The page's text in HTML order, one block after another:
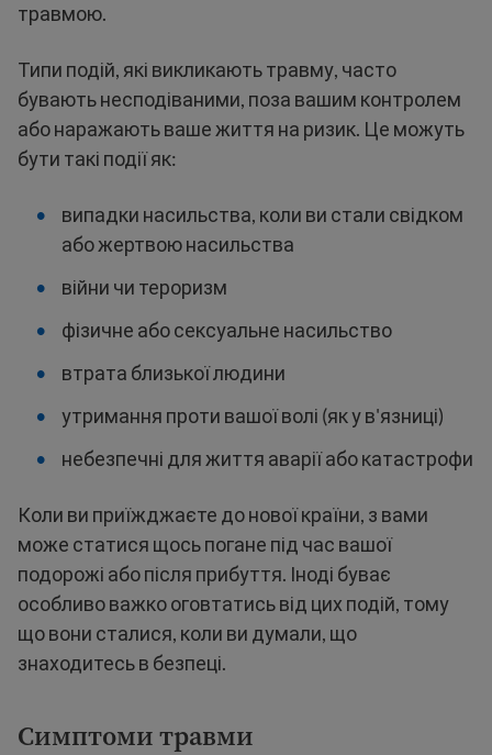
травмою.
Типи подій, які викликають травму, часто
бувають несподіваними, поза вашим контролем
або наражають ваше життя на ризик. Це можуть
бути такі події як:
випадки насильства, коли ви стали свідком
або жертвою насильства
війни чи тероризм
фізичне або сексуальне насильство
втрата близької людини
утримання проти вашої волі (як у в'язниці)
небезпечні для життя аварії або катастрофи
Коли ви приїжджаєте до нової країни, з вами
може статися щось погане під час вашої
подорожі або після прибуття. Іноді буває
особливо важко оговтатись від цих подій, тому
що вони сталися, коли ви думали, що
знаходитесь в безпеці.
Симптоми травми